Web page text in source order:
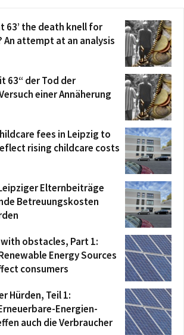
63’ the death knell for
An attempt at an analysis
63“ der Tod der
einer Annäherung
fees in Leipzig to
rising childcare costs
Elternbeiträge
Betreuungskosten
obstacles, Part 1:
Energy Sources
consumers
Hürden, Teil 1:
Energien-
auch die Verbraucher